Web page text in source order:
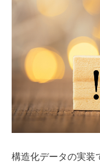
構造化データの実装